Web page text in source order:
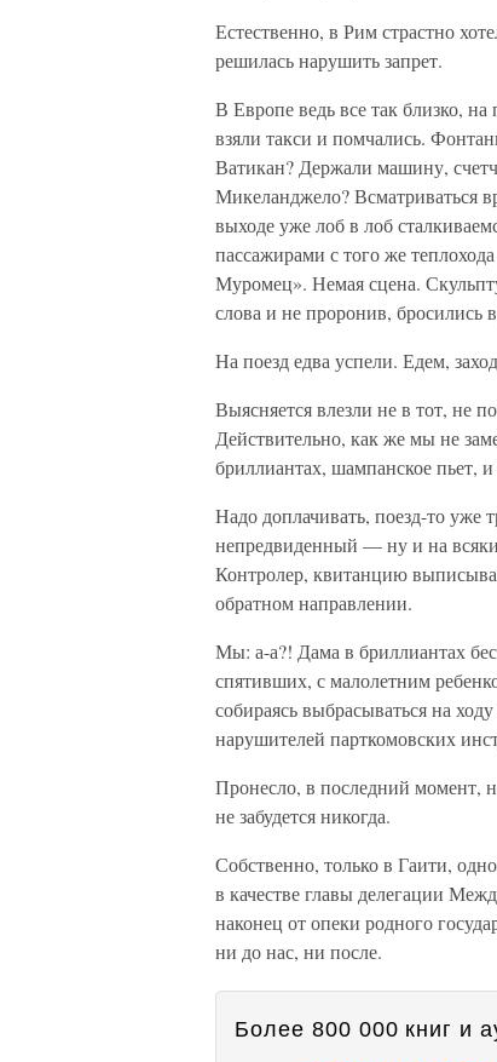
Естественно, в Рим страстно
решилась нарушить запрет.
В Европе ведь все так близко,
взяли такси и помчались.
Ватикан? Держали машину,
Микеланджело? Всматриваться
выходе уже лоб в лоб
пассажирами с того же
Муромец». Немая сцена.
слова и не проронив,
На поезд едва успели. Едем,
Выясняется влезли не в тот, не
Действительно, как же мы не
бриллиантах, шампанское пьет,
Надо доплачивать, поезд-то
непредвиденный — ну и на
Контролер, квитанцию
обратном направлении.
Мы: а-а?! Дама в бриллиантах
спятивших, с малолетним
собираясь выбрасываться на
нарушителей парткомовских
Пронесло, в последний момент,
не забудется никогда.
Собственно, только в Гаити,
в качестве главы делегации
наконец от опеки родного
ни до нас, ни после.
Более 800 000 книг и